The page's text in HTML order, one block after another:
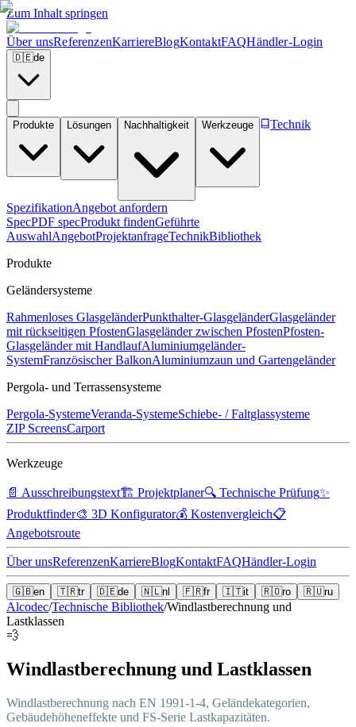
Zum Inhalt springen
Über unsReferenzenKarriereBlogKontaktFAQHändler-Login
🇩🇪de
Produkte Lösungen Nachhaltigkeit Werkzeuge Technik
SpezifikationAngebot anfordern
SpecPDF specProdukt findenGeführte
AuswahlAngebotProjektanfrageTechnikBibliothek
Produkte
Geländersysteme
Rahmenloses GlasgeländerPunkthalter-GlasgeländerGlasgeländer
mit rückseitigen PfostenGlasgeländer zwischen PfostenPfosten-
Glasgeländer mit HandlaufAluminiumgeländer-
SystemFranzösischer BalkonAluminiumzaun und Gartengeländer
Pergola- und Terrassensysteme
Pergola-SystemeVeranda-SystemeSchiebe- / Faltglassysteme
ZIP ScreensCarport
Werkzeuge
📄 Ausschreibungstext🏗️ Projektplaner🔍 Technische Prüfung✨
Produktfinder🎨 3D Konfigurator💰 Kostenvergleich📋
Angebotsroute
Über unsReferenzenKarriereBlogKontaktFAQHändler-Login
🇬🇧en 🇹🇷tr 🇩🇪de 🇳🇱nl 🇫🇷fr 🇮🇹it 🇷🇴ro 🇷🇺ru
Alcodec/Technische Bibliothek/Windlastberechnung und
Lastklassen
💨
Windlastberechnung und Lastklassen
Windlastberechnung nach EN 1991-1-4, Geländekategorien,
Gebäudehöheneffekte und FS-Serie Lastkapazitäten.